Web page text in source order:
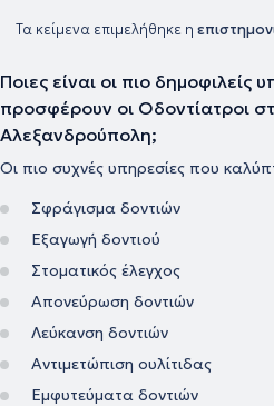
Τα κείμενα επιμελήθηκε η
Ποιες είναι οι πιο δημοφιλείς
προσφέρουν οι Οδοντίατροι
Αλεξανδρούπολη;
Οι πιο συχνές υπηρεσίες που
Σφράγισμα δοντιών
Εξαγωγή δοντιού
Στοματικός έλεγχος
Απονεύρωση δοντιών
Λεύκανση δοντιών
Αντιμετώπιση ουλίτιδας
Εμφυτεύματα δοντιών